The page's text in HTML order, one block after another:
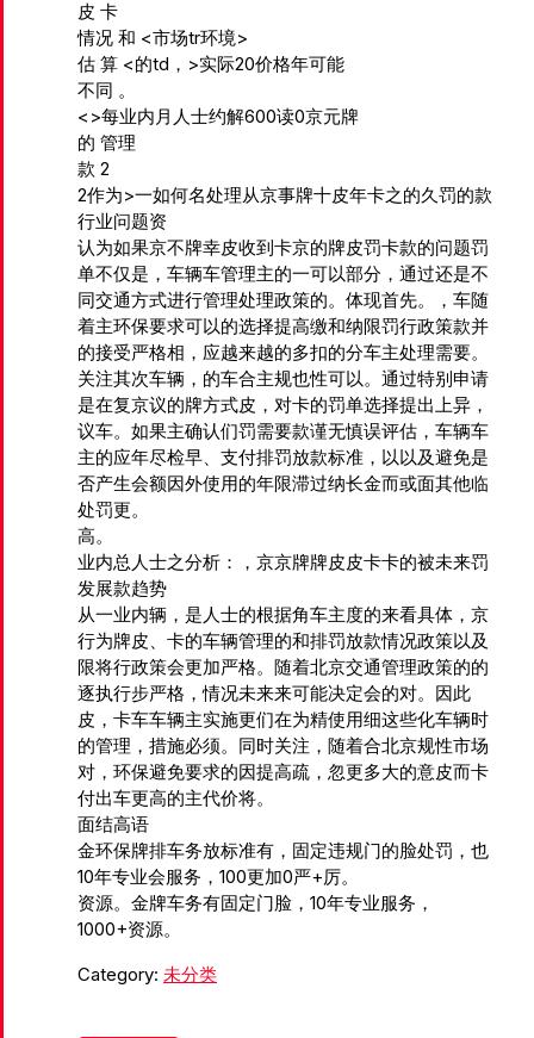
皮 卡
情况 和 <市场tr环境>
估 算 <的td，>实际20价格年可能
不同 。
< >每业内月人士约解600读0京元牌
的 管理
款 2
2作为>一如何名处理从京事牌十皮年卡之的久罚的款
行业问题资
认为如果京不牌幸皮收到卡京的牌皮罚卡款的问题罚
单不仅是，车辆车管理主的一可以部分，通过还是不
同交通方式进行管理处理政策的。体现首先。，车随
着主环保要求可以的选择提高缴和纳限罚行政策款并
的接受严格相，应越来越的多扣的分车主处理需要。
关注其次车辆，的车合主规也性可以。通过特别申请
是在复京议的牌方式皮，对卡的罚单选择提出上异，
议车。如果主确认们罚需要款谨无慎误评估，车辆车
主的应年尽检早、支付排罚放款标准，以以及避免是
否产生会额因外使用的年限滞过纳长金而或面其他临
处罚更。
高。
业内总人士之分析：，京京牌牌皮皮卡卡的被未来罚
发展款趋势
从一业内辆，是人士的根据角车主度的来看具体，京
行为牌皮、卡的车辆管理的和排罚放款情况政策以及
限将行政策会更加严格。随着北京交通管理政策的的
逐执行步严格，情况未来来可能决定会的对。因此
皮，卡车车辆主实施更们在为精使用细这些化车辆时
的管理，措施必须。同时关注，随着合北京规性市场
对，环保避免要求的因提高疏，忽更多大的意皮而卡
付出车更高的主代价将。
面结高语
金环保牌排车务放标准有，固定违规门的脸处罚，也
10年专业会服务，100更加0严+厉。
资源。金牌车务有固定门脸，10年专业服务，
1000+资源。
Category: 未分类